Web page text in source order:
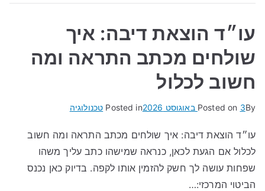
עו״ד הוצאת דיבה: איך
שולחים מכתב התראה ומה
חשוב לכלול
By
Posted on 3 באוגוסט 2026 Posted in טכנולוגיה
עו״ד הוצאת דיבה: איך שולחים מכתב התראה ומה חשוב
לכלול אם הגעת לכאן, כנראה שמישהו כתב עליך משהו
שפחות עושה לך חשק להזמין אותו לקפה. בדיוק כאן נכנס
הביטוי המרכזי:…